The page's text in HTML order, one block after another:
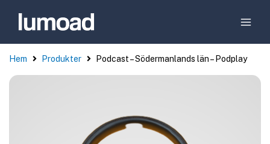
Hem Produkter Podcast – Södermanlands län – Podplay